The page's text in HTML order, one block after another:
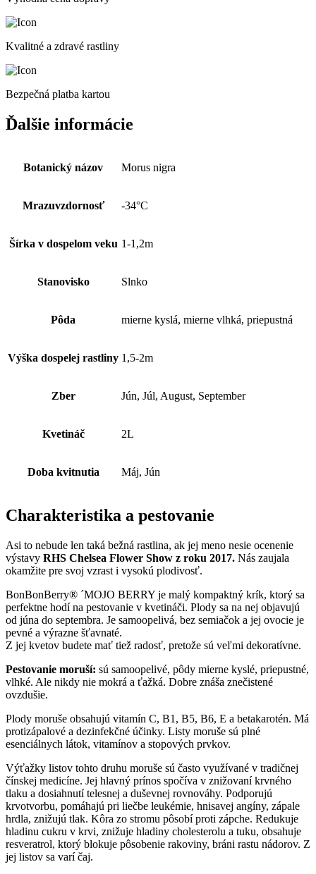
Kvalitné a zdravé rastliny
Bezpečná platba kartou
Ďalšie informácie
Botanický názov Morus nigra
Mrazuvzdornosť -34°C
Šírka v dospelom veku 1-1,2m
Stanovisko Slnko
Pôda mierne kyslá, mierne vlhká, priepustná
Výška dospelej rastliny 1,5-2m
Zber Jún, Júl, August, September
Kvetináč 2L
Doba kvitnutia Máj, Jún
Charakteristika a pestovanie
Asi to nebude len taká bežná rastlina, ak jej meno nesie ocenenie
výstavy RHS Chelsea Flower Show z roku 2017. Nás zaujala
okamžite pre svoj vzrast i vysokú plodivosť.
BonBonBerry® ´MOJO BERRY je malý kompaktný krík, ktorý sa
perfektne hodí na pestovanie v kvetináči. Plody sa na nej objavujú
od júna do septembra. Je samoopelivá, bez semiačok a jej ovocie je
pevné a výrazne šťavnaté.
Z jej kvetov budete mať tiež radosť, pretože sú veľmi dekoratívne.
Pestovanie moruší: sú samoopelivé, pôdy mierne kyslé, priepustné,
vlhké. Ale nikdy nie mokrá a ťažká. Dobre znáša znečistené
ovzdušie.
Plody moruše obsahujú vitamín C, B1, B5, B6, E a betakarotén. Má
protizápalové a dezinfekčné účinky. Listy moruše sú plné
esenciálnych látok, vitamínov a stopových prvkov.
Výťažky listov tohto druhu moruše sú často využívané v tradičnej
čínskej medicíne. Jej hlavný prínos spočíva v znižovaní krvného
tlaku a dosiahnutí telesnej a duševnej rovnováhy. Podporujú
krvotvorbu, pomáhajú pri liečbe leukémie, hnisavej angíny, zápale
hrdla, znižujú tlak. Kôra zo stromu pôsobí proti zápche. Redukuje
hladinu cukru v krvi, znižuje hladiny cholesterolu a tuku, obsahuje
resveratrol, ktorý blokuje pôsobenie rakoviny, bráni rastu nádorov. Z
jej listov sa varí čaj.